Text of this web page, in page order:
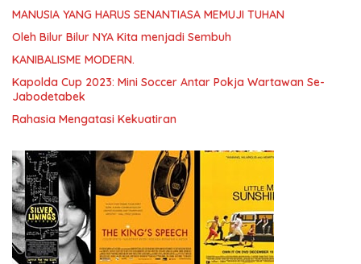
MANUSIA YANG HARUS SENANTIASA MEMUJI TUHAN
Oleh Bilur Bilur NYA Kita menjadi Sembuh
KANIBALISME MODERN.
Kapolda Cup 2023: Mini Soccer Antar Pokja Wartawan Se-
Jabodetabek
Rahasia Mengatasi Kekuatiran